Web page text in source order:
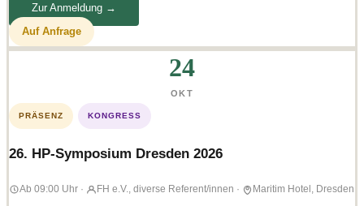
Zur Anmeldung →
Auf Anfrage
24
OKT
PRÄSENZ KONGRESS
26. HP-Symposium Dresden 2026
Ab 09:00 Uhr · FH e.V., diverse Referent/innen · Maritim Hotel, Dresden